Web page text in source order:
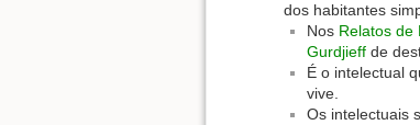
dos habitantes
Nos Relatos de
Gurdjieff de
É o intelectual
vive.
Os intelectuais